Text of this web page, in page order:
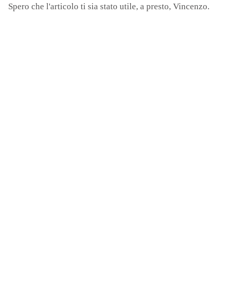
Spero che l'articolo ti sia stato utile, a presto, Vincenzo.